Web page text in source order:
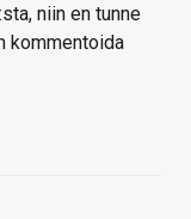
niin en tunne
kommentoida